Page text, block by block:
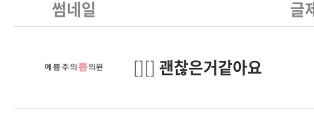
썸네일 글
[][] 괜찮은거같아요